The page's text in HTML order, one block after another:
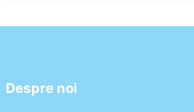
Despre noi